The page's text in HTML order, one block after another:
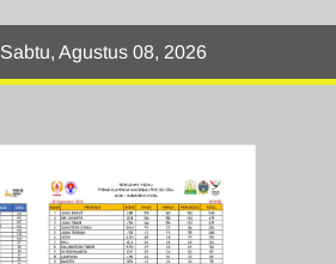
Sabtu, Agustus 08, 2026